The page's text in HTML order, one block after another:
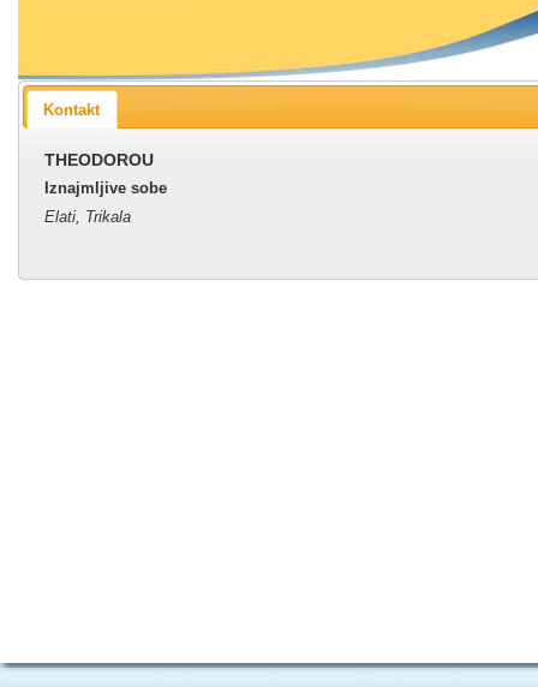
Kontakt
THEODOROU
Iznajmljive sobe
Elati, Trikala